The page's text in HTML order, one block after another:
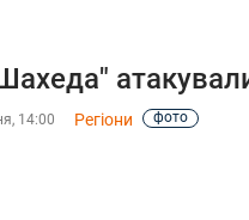
14:00 Регіони фото